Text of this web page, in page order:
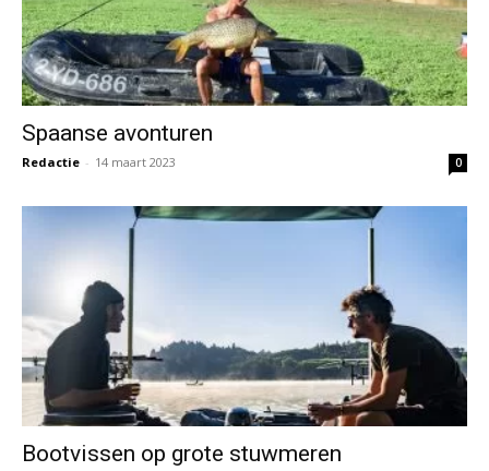
Spaanse avonturen
Redactie - 14 maart 2023 0
Bootvissen op grote stuwmeren